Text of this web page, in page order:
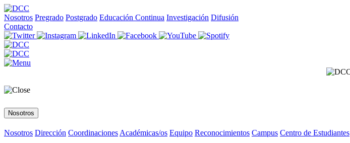
Nosotros Pregrado Postgrado Educación Continua Investigación Difusión
Contacto
Nosotros
Nosotros Dirección Coordinaciones Académicas/os Equipo Reconocimientos Campus Centro de Estudiantes